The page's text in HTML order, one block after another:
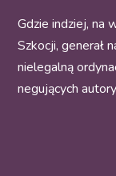
Gdzie indziej, na
Szkocji, generał
nielegalną
negujących